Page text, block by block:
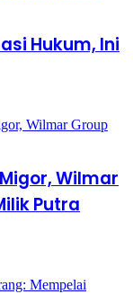
Hukum, Ini
Wilmar
Putra